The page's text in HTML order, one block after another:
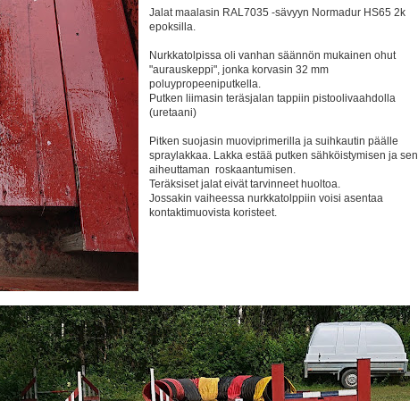
Jalat maalasin RAL7035 -sävyyn Normadur HS65 2k
epoksilla.
Nurkkatolpissa oli vanhan säännön mukainen ohut
"aurauskeppi", jonka korvasin 32 mm
poluypropeeniputkella.
Putken liimasin teräsjalan tappiin pistoolivaahdolla
(uretaani)
Pitken suojasin muoviprimerilla ja suihkautin päälle
spraylakkaa. Lakka estää putken sähköistymisen ja sen
aiheuttaman roskaantumisen.
Teräksiset jalat eivät tarvinneet huoltoa.
Jossakin vaiheessa nurkkatolppiin voisi asentaa
kontaktimuovista koristeet.